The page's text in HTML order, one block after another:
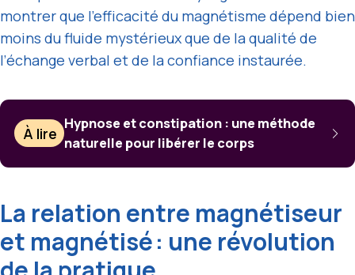
montrer que l’efficacité du magnétisme dépend bien
moins du fluide mystérieux que de la qualité de
l’échange verbal et de la confiance instaurée.
À lire
Hypnose et constipation : une méthode
naturelle pour libérer le corps
La relation entre magnétiseur
et magnétisé : une révolution